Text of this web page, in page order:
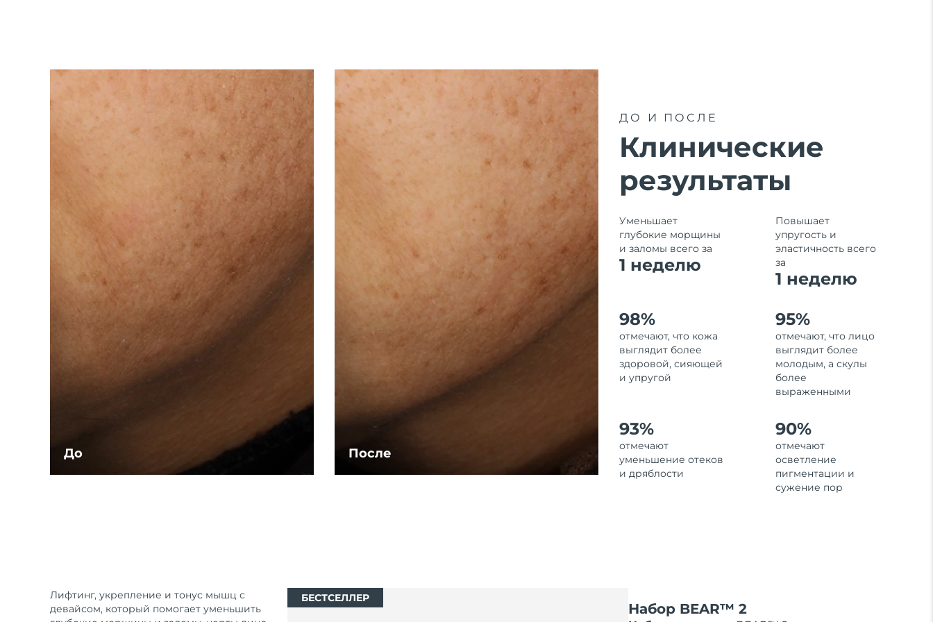
До После
ДО И ПОСЛЕ
Клинические
результаты
Уменьшает
глубокие морщины
и заломы всего за
1 неделю
Повышает
упругость и
эластичность всего
за
1 неделю
98%
отмечают, что кожа
выглядит более
здоровой, сияющей
и упругой
95%
отмечают, что лицо
выглядит более
молодым, а скулы
более
выраженными
93%
отмечают
уменьшение отеков
и дряблости
90%
отмечают
осветление
пигментации и
сужение пор
БЕСТСЕЛЛЕР
Набор BEAR™ 2
Лифтинг, укрепление и тонус мышц с
девайсом, который помогает уменьшить